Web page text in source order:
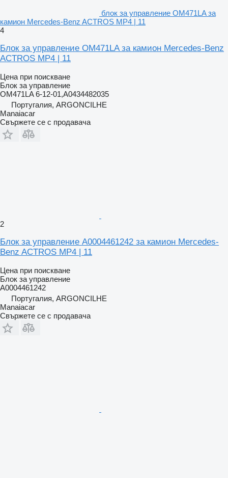
блок за управление OM471LA за
камион Mercedes-Benz ACTROS MP4 | 11
4
Блок за управление OM471LA за камион Mercedes-Benz
ACTROS MP4 | 11
Цена при поискване
Блок за управление
OM471LA 6-12-01,A0434482035
Португалия, ARGONCILHE
Manaiacar
Свържете се с продавача
2
Блок за управление A0004461242 за камион Mercedes-
Benz ACTROS MP4 | 11
Цена при поискване
Блок за управление
A0004461242
Португалия, ARGONCILHE
Manaiacar
Свържете се с продавача